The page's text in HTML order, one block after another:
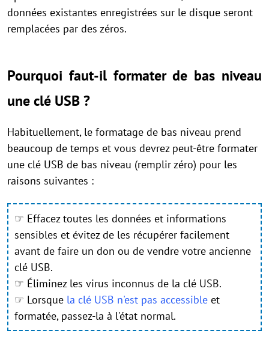
données existantes enregistrées sur le disque seront
remplacées par des zéros.
Pourquoi faut-il formater de bas niveau
une clé USB ?
Habituellement, le formatage de bas niveau prend
beaucoup de temps et vous devrez peut-être formater
une clé USB de bas niveau (remplir zéro) pour les
raisons suivantes :
☞ Effacez toutes les données et informations
sensibles et évitez de les récupérer facilement
avant de faire un don ou de vendre votre ancienne
clé USB.
☞ Éliminez les virus inconnus de la clé USB.
☞ Lorsque la clé USB n'est pas accessible et
formatée, passez-la à l'état normal.